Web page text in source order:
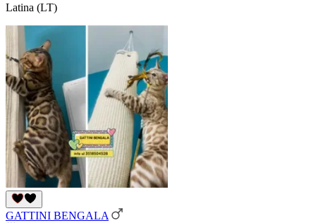
Latina (LT)
GATTINI BENGALA